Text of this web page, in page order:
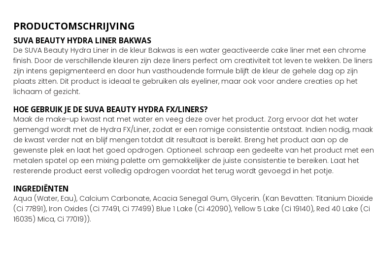
PRODUCTOMSCHRIJVING
SUVA BEAUTY HYDRA LINER BAKWAS
De SUVA Beauty Hydra Liner in de kleur Bakwas is een water geactiveerde cake liner met een chrome
finish. Door de verschillende kleuren zijn deze liners perfect om creativiteit tot leven te wekken. De liners
zijn intens gepigmenteerd en door hun vasthoudende formule blijft de kleur de gehele dag op zijn
plaats zitten. Dit product is ideaal te gebruiken als eyeliner, maar ook voor andere creaties op het
lichaam of gezicht.
HOE GEBRUIK JE DE SUVA BEAUTY HYDRA FX/LINERS?
Maak de make-up kwast nat met water en veeg deze over het product. Zorg ervoor dat het water
gemengd wordt met de Hydra FX/Liner, zodat er een romige consistentie ontstaat. Indien nodig, maak
de kwast verder nat en blijf mengen totdat dit resultaat is bereikt. Breng het product aan op de
gewenste plek en laat het goed opdrogen. Optioneel: schraap een gedeelte van het product met een
metalen spatel op een mixing palette om gemakkelijker de juiste consistentie te bereiken. Laat het
resterende product eerst volledig opdrogen voordat het terug wordt gevoegd in het potje.
INGREDIËNTEN
Aqua (Water, Eau), Calcium Carbonate, Acacia Senegal Gum, Glycerin. (Kan Bevatten: Titanium Dioxide
(Ci 77891), Iron Oxides (Ci 77491, Ci 77499) Blue 1 Lake (Ci 42090), Yellow 5 Lake (Ci 19140), Red 40 Lake (Ci
16035) Mica, Ci 77019)).